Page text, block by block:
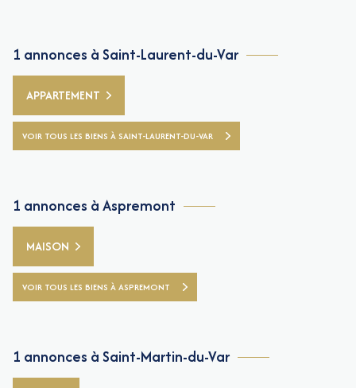
1 annonces à Saint-Laurent-du-Var
APPARTEMENT
VOIR TOUS LES BIENS À SAINT-LAURENT-DU-VAR
1 annonces à Aspremont
MAISON
VOIR TOUS LES BIENS À ASPREMONT
1 annonces à Saint-Martin-du-Var